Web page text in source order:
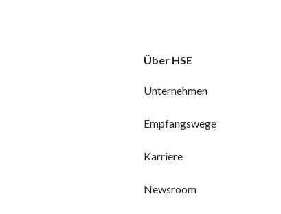
Über HSE
Unternehmen
Empfangswege
Karriere
Newsroom